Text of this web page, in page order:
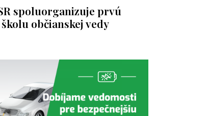
spoluorganizuje prvú
občianskej vedy